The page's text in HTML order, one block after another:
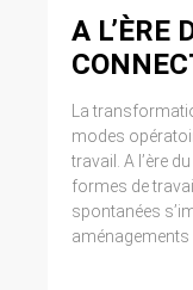
A L’ÈRE
La
modes
travail. A l’ère
formes de
spontanées
aménagements